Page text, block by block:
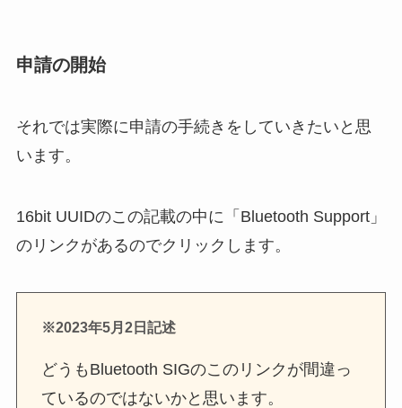
申請の開始
それでは実際に申請の手続きをしていきたいと思
います。
16bit UUIDのこの記載の中に「Bluetooth Support」
のリンクがあるのでクリックします。
※2023年5月2日記述
どうもBluetooth SIGのこのリンクが間違っ
ているのではないかと思います。